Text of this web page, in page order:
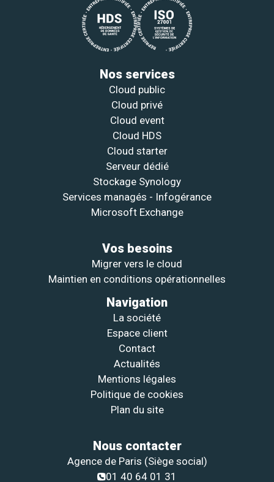
Nos services
Cloud public
Cloud privé
Cloud event
Cloud HDS
Cloud starter
Serveur dédié
Stockage Synology
Services managés - Infogérance
Microsoft Exchange
Vos besoins
Migrer vers le cloud
Maintien en conditions opérationnelles
Navigation
La société
Espace client
Contact
Actualités
Mentions légales
Politique de cookies
Plan du site
Nous contacter
Agence de Paris (Siège social)
01 40 64 01 31